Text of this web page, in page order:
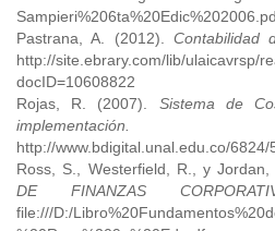
Pastrana, A. (2012). Contabilidad
http://site.ebrary.com/lib/ulaicavrsp/
docID=10608822
Rojas, R. (2007). Sistema de
http://www.bdigital.unal.edu.co/
Ross, S., Westerfield, R., y
DE FINANZAS
file:///D:/